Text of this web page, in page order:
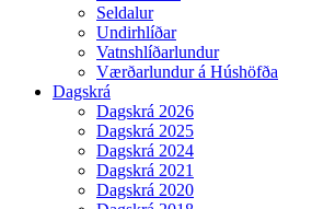
Seldalur
Undirhlíðar
Vatnshlíðarlundur
Værðarlundur á Húshöfða
Dagskrá
Dagskrá 2026
Dagskrá 2025
Dagskrá 2024
Dagskrá 2021
Dagskrá 2020